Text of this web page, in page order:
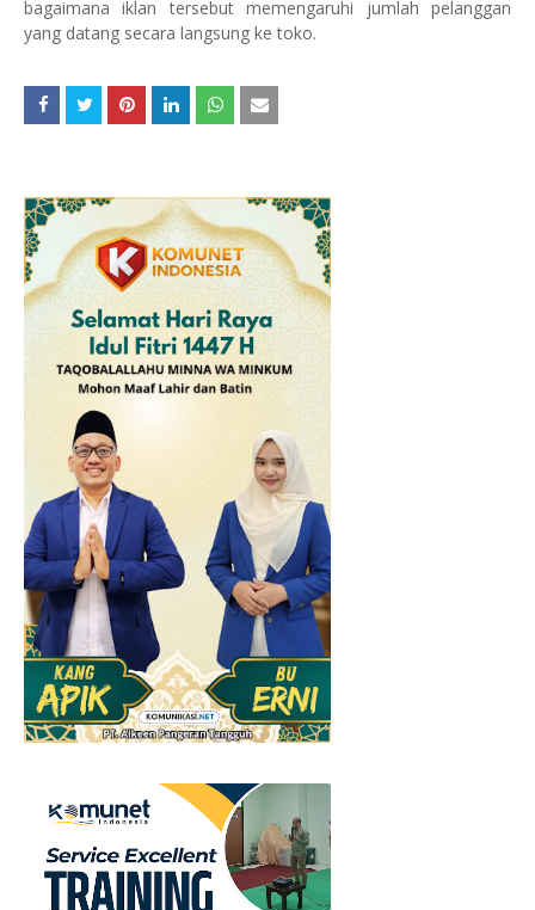
bagaimana iklan tersebut memengaruhi jumlah pelanggan
yang datang secara langsung ke toko.